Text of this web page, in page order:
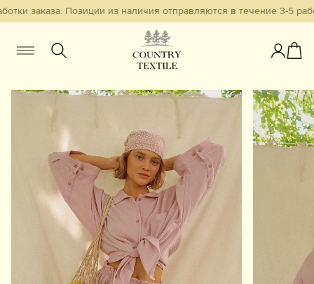
заказа. Позиции из наличия отправляются в течение 3-5
Мужчинам
Смотреть всё Избранное
Новинки
В наличии
Бестселлеры